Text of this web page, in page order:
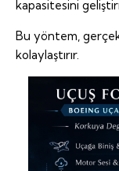
kapasitesini
Bu yöntem,
kolaylaştırır.